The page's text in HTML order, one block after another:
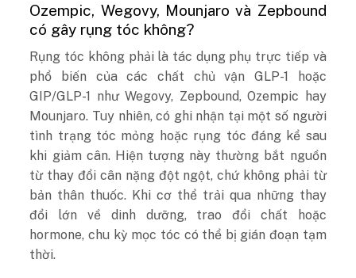
Ozempic, Wegovy, Mounjaro và Zepbound
có gây rụng tóc không?
Rụng tóc không phải là tác dụng phụ trực tiếp và
phổ biến của các chất chủ vận GLP-1 hoặc
GIP/GLP-1 như Wegovy, Zepbound, Ozempic hay
Mounjaro. Tuy nhiên, có ghi nhận tại một số người
tình trạng tóc mỏng hoặc rụng tóc đáng kể sau
khi giảm cân. Hiện tượng này thường bắt nguồn
từ thay đổi cân nặng đột ngột, chứ không phải từ
bản thân thuốc. Khi cơ thể trải qua những thay
đổi lớn về dinh dưỡng, trao đổi chất hoặc
hormone, chu kỳ mọc tóc có thể bị gián đoạn tạm
thời.